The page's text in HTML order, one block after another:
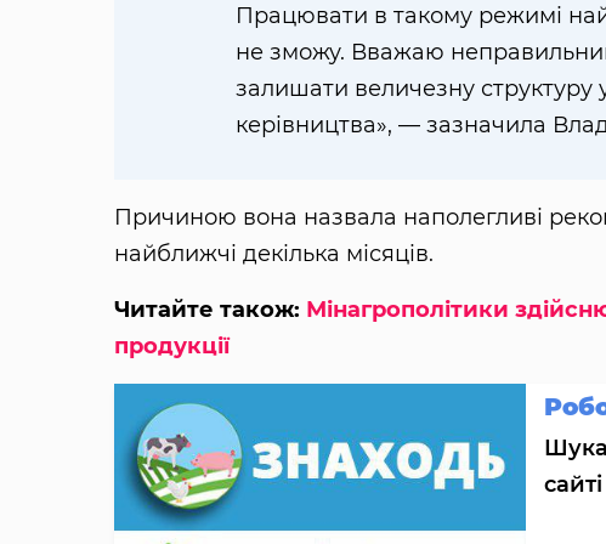
Працювати в такому режимі
не зможу. Вважаю
залишати величезну структуру
керівництва», — зазначила
Причиною вона назвала наполегливі
найближчі декілька місяців.
Читайте також: Мінагрополітики
продукції
сайті